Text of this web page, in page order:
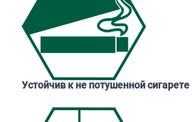
Устойчив к не потушенной сигарете